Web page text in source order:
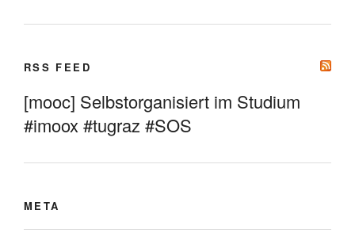
RSS FEED
[mooc] Selbstorganisiert im Studium
#imoox #tugraz #SOS
META